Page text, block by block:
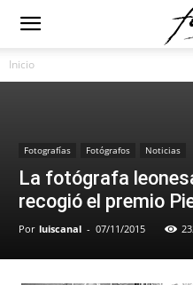
Inicio
Fotografías Fotógrafos Noticias
La fotógrafa
recogió el premio
Por luiscanal - 07/11/2015